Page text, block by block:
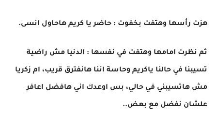
هزت رأسها وهتفت بخفوت : حاضر يا كريم هاحاول انسى.
ثم نظرت امامها وهتفت في نفسها : الدنيا مش راضية
تسيبنا في حالنا ياكريم وحاسة اننا هانفترق قريب، ام زكريا
مش هاتسيبني في حالي، بس اوعدك اني هافضل اعافر
علشان نفضل مع بعض..